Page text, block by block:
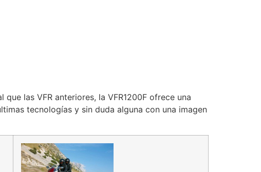
las VFR anteriores, la VFR1200F ofrece una
tecnologías y sin duda alguna con una imagen